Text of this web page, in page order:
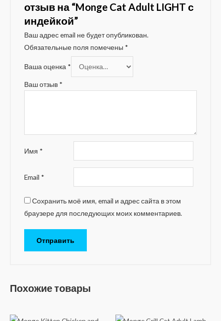
отзыв на “Monge Cat Adult LIGHT с
индейкой”
Ваш адрес email не будет опубликован.
Обязательные поля помечены *
Ваша оценка *
Ваш отзыв *
Имя *
Email *
Сохранить моё имя, email и адрес сайта в этом
браузере для последующих моих комментариев.
Похожие товары